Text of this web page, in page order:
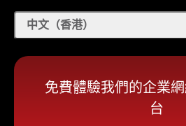
中文（香港）
免費體驗我們的企業
台